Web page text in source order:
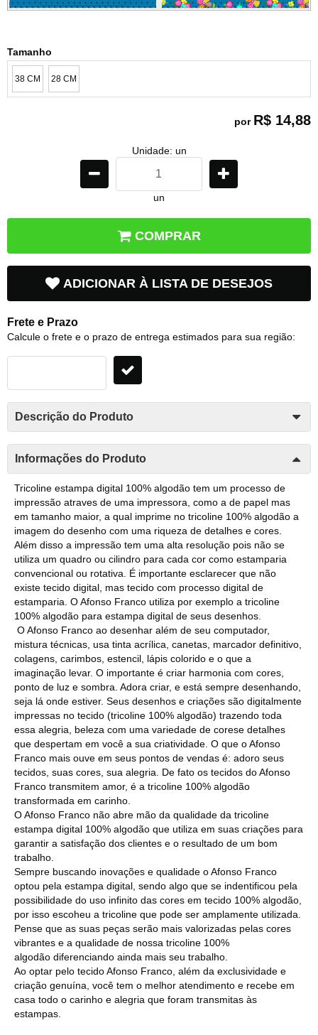
Tamanho
38 CM 28 CM
por R$ 14,88
Unidade: un
un
COMPRAR
ADICIONAR À LISTA DE DESEJOS
Frete e Prazo
Calcule o frete e o prazo de entrega estimados para sua região:
Descrição do Produto
Informações do Produto
Tricoline estampa digital 100% algodão tem um processo de
impressão atraves de uma impressora, como a de papel mas
em tamanho maior, a qual imprime no tricoline 100% algodão a
imagem do desenho com uma riqueza de detalhes e cores.
Além disso a impressão tem uma alta resolução pois não se
utiliza um quadro ou cilindro para cada cor como estamparia
convencional ou rotativa. É importante esclarecer que não
existe tecido digital, mas tecido com processo digital de
estamparia. O Afonso Franco utiliza por exemplo a tricoline
100% algodão para estampa digital de seus desenhos.
O Afonso Franco ao desenhar além de seu computador,
mistura técnicas, usa tinta acrílica, canetas, marcador definitivo,
colagens, carimbos, estencil, lápis colorido e o que a
imaginação levar. O importante é criar harmonia com cores,
ponto de luz e sombra. Adora criar, e está sempre desenhando,
seja lá onde estiver. Seus desenhos e criações são digitalmente
impressas no tecido (tricoline 100% algodão) trazendo toda
essa alegria, beleza com uma variedade de corese detalhes
que despertam em você a sua criatividade. O que o Afonso
Franco mais ouve em seus pontos de vendas é: adoro seus
tecidos, suas cores, sua alegria. De fato os tecidos do Afonso
Franco transmitem amor, é a tricoline 100% algodão
transformada em carinho.
O Afonso Franco não abre mão da qualidade da tricoline
estampa digital 100% algodão que utiliza em suas criações para
garantir a satisfação dos clientes e o resultado de um bom
trabalho.
Sempre buscando inovações e qualidade o Afonso Franco
optou pela estampa digital, sendo algo que se indentificou pela
possibilidade do uso infinito das cores em tecido 100% algodão,
por isso escoheu a tricoline que pode ser amplamente utilizada.
Pense que as suas peças serão mais valorizadas pelas cores
vibrantes e a qualidade de nossa tricoline 100%
algodão diferenciando ainda mais seu trabalho.
Ao optar pelo tecido Afonso Franco, além da exclusividade e
criação genuína, você tem o melhor atendimento e recebe em
casa todo o carinho e alegria que foram transmitas às
estampas.